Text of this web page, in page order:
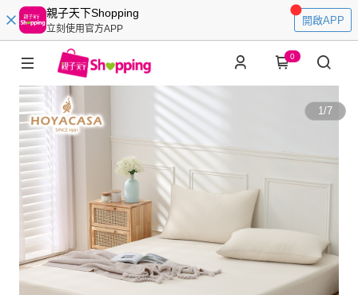
親子天下Shopping
立刻使用官方APP
開啟APP
0
1/7